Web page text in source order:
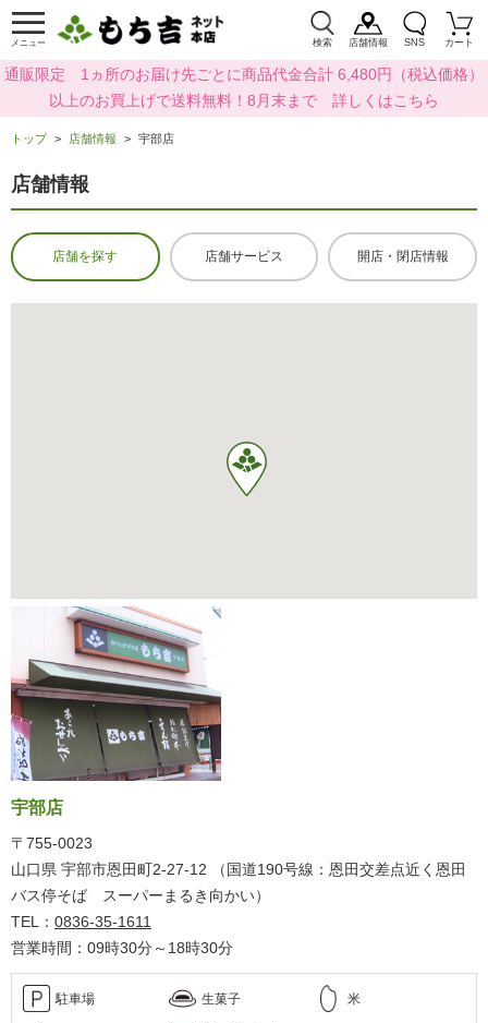
メニュー 検索 店舗情報 SNS カート
通販限定 1ヵ所のお届け先ごとに商品代金合計 6,480円（税込価格）
以上のお買上げで送料無料！8月末まで 詳しくはこちら
トップ 店舗情報 宇部店
店舗情報
店舗を探す 店舗サービス 開店・閉店情報
宇部店
〒755-0023
山口県 宇部市恩田町2-27-12 （国道190号線：恩田交差点近く恩田
バス停そば スーパーまるき向かい）
TEL： 0836-35-1611
営業時間：09時30分～18時30分
駐車場 生菓子 米